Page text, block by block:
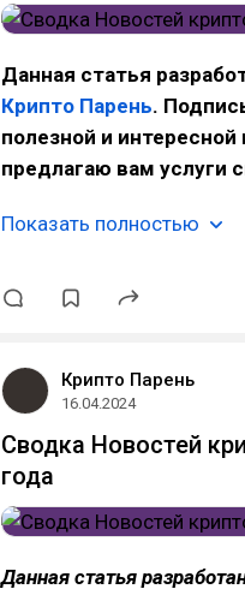
Данная статья
Крипто Парень.
полезной и
предлагаю вам услуги
Показать полностью
Крипто Парень
16.04.2024
Сводка Новостей
года
Данная статья